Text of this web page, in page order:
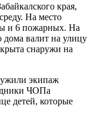
края,
На место
и 6 пожарных. На
дома валит на улицу
снаружи на
экипаж
ЧОПа
детей, которые